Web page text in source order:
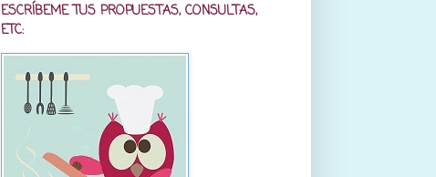
ESCRÍBEME TUS PROPUESTAS, CONSULTAS,
ETC: